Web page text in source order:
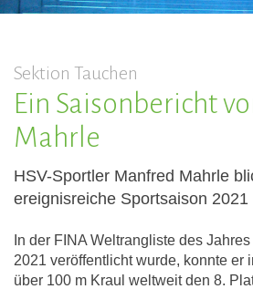
Sektion Tauchen
Ein Saisonbericht
Mahrle
HSV-Sportler Manfred Mahrle
ereignisreiche Sportsaison 2021
In der FINA Weltrangliste des
2021 veröffentlicht wurde, konnte er
über 100 m Kraul weltweit den 8.